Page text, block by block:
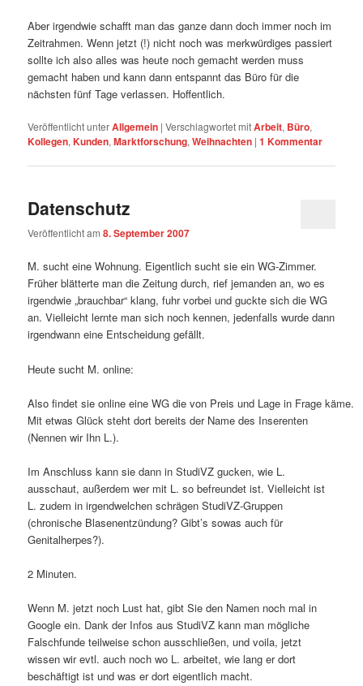
Aber irgendwie schafft man das ganze dann doch immer noch im
Zeitrahmen. Wenn jetzt (!) nicht noch was merkwürdiges passiert
sollte ich also alles was heute noch gemacht werden muss
gemacht haben und kann dann entspannt das Büro für die
nächsten fünf Tage verlassen. Hoffentlich.
Veröffentlicht unterAllgemein |Verschlagwortet mitArbeit, Büro,
Kollegen,Kunden,Marktforschung,Weihnachten |1 Kommentar
Datenschutz
Veröffentlicht am8. September 2007
M. sucht eine Wohnung. Eigentlich sucht sie ein WG-Zimmer.
Früher blätterte man die Zeitung durch, rief jemanden an, wo es
irgendwie „brauchbar“ klang, fuhr vorbei und guckte sich die WG
an. Vielleicht lernte man sich noch kennen, jedenfalls wurde dann
irgendwann eine Entscheidung gefällt.
Heute sucht M. online:
Also findet sie online eine WG die von Preis und Lage in Frage käme.
Mit etwas Glück steht dort bereits der Name des Inserenten
(Nennen wir Ihn L.).
Im Anschluss kann sie dann in StudiVZ gucken, wie L.
ausschaut, außerdem wer mit L. so befreundet ist. Vielleicht ist
L. zudem in irgendwelchen schrägen StudiVZ-Gruppen
(chronische Blasenentzündung? Gibt’s sowas auch für
Genitalherpes?).
2 Minuten.
Wenn M. jetzt noch Lust hat, gibt Sie den Namen noch mal in
Google ein. Dank der Infos aus StudiVZ kann man mögliche
Falschfunde teilweise schon ausschließen, und voila, jetzt
wissen wir evtl. auch noch wo L. arbeitet, wie lang er dort
beschäftigt ist und was er dort eigentlich macht.